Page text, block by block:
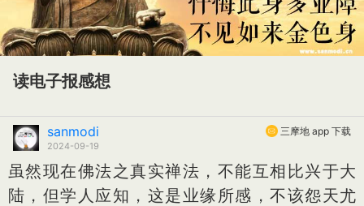
读电子报感想
三摩地 app 下载
sanmodi
2024-09-19
虽然现在佛法之真实禅法，不能互相比兴于大
陆，但学人应知，这是业缘所感，不该怨天尤